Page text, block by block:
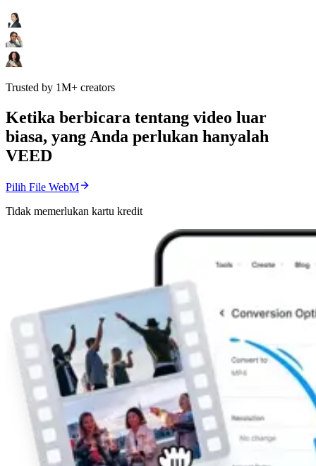
Trusted by 1M+ creators
Ketika berbicara tentang video luar
biasa, yang Anda perlukan hanyalah
VEED
Pilih File WebM
Tidak memerlukan kartu kredit